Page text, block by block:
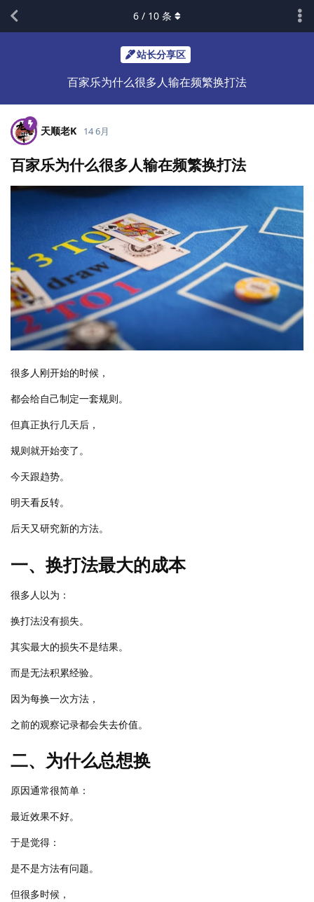
站长分享区
百家乐为什么很多人输在频繁换打法
6 / 10 条
天顺老K 14 6月
百家乐为什么很多人输在频繁换打法
很多人刚开始的时候，
都会给自己制定一套规则。
但真正执行几天后，
规则就开始变了。
今天跟趋势。
明天看反转。
后天又研究新的方法。
一、换打法最大的成本
很多人以为：
换打法没有损失。
其实最大的损失不是结果。
而是无法积累经验。
因为每换一次方法，
之前的观察记录都会失去价值。
二、为什么总想换
原因通常很简单：
最近效果不好。
于是觉得：
是不是方法有问题。
但很多时候，